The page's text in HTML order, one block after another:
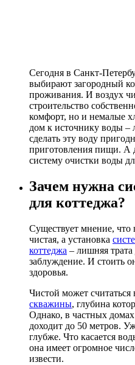
Сегодня в Санкт-
выбирают загородный
проживания. И воздух
строительство
комфорт, но и немалые
дом к источнику воды –
сделать эту воду
приготовления пищи. А
систему очистки воды
Зачем нужна
для коттеджа?
Существует мнение, что
чистая, а установка
коттеджа – лишняя трата
заблуждение. И стоить
здоровья.
Чистой может считаться
скважины, глубина
Однако, в частных домах
доходит до 50 метров.
глубже. Что касается
она имеет огромное
извести.